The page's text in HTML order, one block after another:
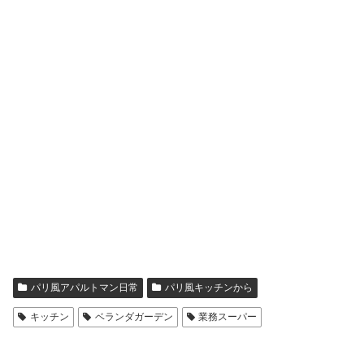
パリ風アパルトマン日常 パリ風キッチンから
キッチン ベランダガーデン 業務スーパー